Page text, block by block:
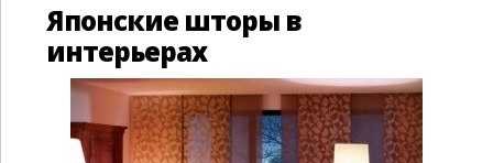
Японские шторы в
интерьерах